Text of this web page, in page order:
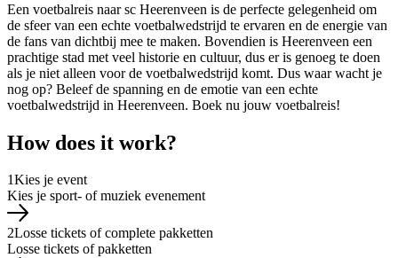
Een voetbalreis naar sc Heerenveen is de perfecte gelegenheid om
de sfeer van een echte voetbalwedstrijd te ervaren en de energie van
de fans van dichtbij mee te maken. Bovendien is Heerenveen een
prachtige stad met veel historie en cultuur, dus er is genoeg te doen
als je niet alleen voor de voetbalwedstrijd komt. Dus waar wacht je
nog op? Beleef de spanning en de emotie van een echte
voetbalwedstrijd in Heerenveen. Boek nu jouw voetbalreis!
How does it work?
1Kies je event
Kies je sport- of muziek evenement
2Losse tickets of complete pakketten
Losse tickets of pakketten